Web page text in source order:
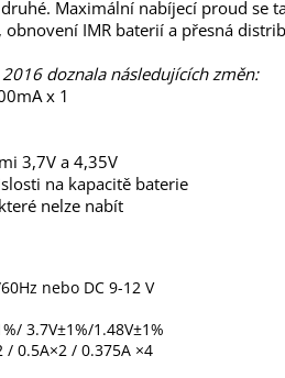
Maximální nabíjecí proud se
IMR baterií a přesná
doznala následujících změn:
x 1
3,7V a 4,35V
na kapacitě baterie
nelze nabít
nebo DC 9-12 V
3.7V±1%/1.48V±1%
0.5A×2 / 0.375A ×4